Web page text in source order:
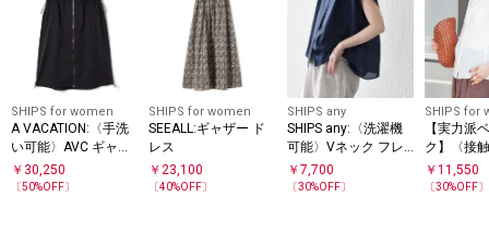
SHIPS for women
A VACATION:〈手洗
い可能〉AVC ギャザ
ー ワイド コート
￥ 30,250
〔50%OFF〕
SHIPS for women
SEEALL:ギャザー ド
レス
￥ 23,100
〔40%OFF〕
SHIPS any
SHIPS any:〈洗濯機
可能〉Vネック フレ
ンチ ギャザー ブラウ
ス
￥ 7,700
〔30%OFF〕
SHIPS for
【実力派
ク】〈接
機可能〉
リル ギャ
￥11,550
〔30%OFF〕